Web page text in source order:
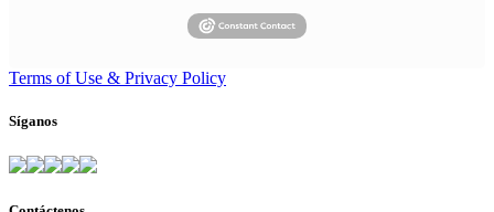
Terms of Use & Privacy Policy
Síganos